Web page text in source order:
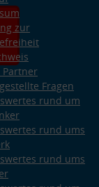
zur
Partner
Fragen
rund um
rund ums
rund ums